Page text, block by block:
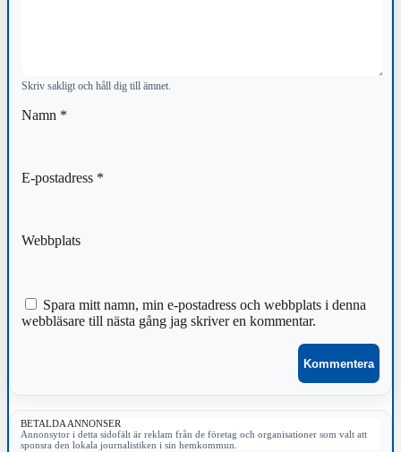
Skriv sakligt och håll dig till ämnet.
Namn *
E-postadress *
Webbplats
Spara mitt namn, min e-postadress och webbplats i denna
webbläsare till nästa gång jag skriver en kommentar.
BETALDA ANNONSER
Annonsytor i detta sidofält är reklam från de företag och organisationer som valt att
sponsra den lokala journalistiken i sin hemkommun.